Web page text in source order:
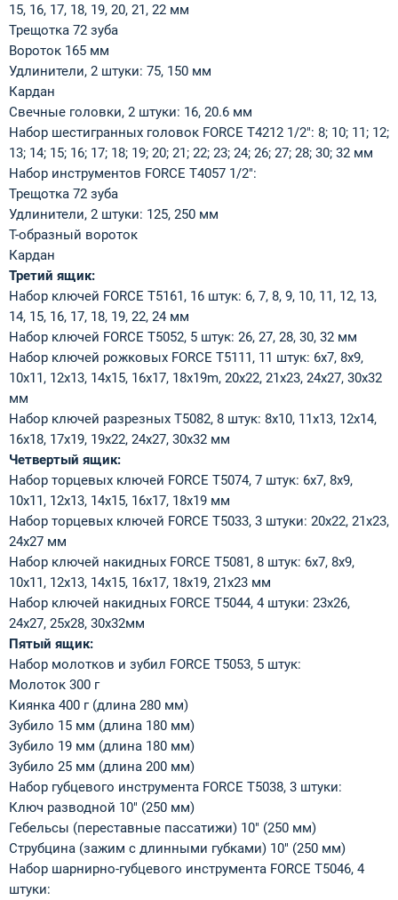
15, 16, 17, 18, 19, 20, 21, 22 мм
Трещотка 72 зуба
Вороток 165 мм
Удлинители, 2 штуки: 75, 150 мм
Кардан
Свечные головки, 2 штуки: 16, 20.6 мм
Набор шестигранных головок FORCE T4212 1/2": 8; 10; 11; 12;
13; 14; 15; 16; 17; 18; 19; 20; 21; 22; 23; 24; 26; 27; 28; 30; 32 мм
Набор инструментов FORCE T4057 1/2":
Трещотка 72 зуба
Удлинители, 2 штуки: 125, 250 мм
Т-образный вороток
Кардан
Третий ящик:
Набор ключей FORCE T5161, 16 штук: 6, 7, 8, 9, 10, 11, 12, 13,
14, 15, 16, 17, 18, 19, 22, 24 мм
Набор ключей FORCE T5052, 5 штук: 26, 27, 28, 30, 32 мм
Набор ключей рожковых FORCE T5111, 11 штук: 6x7, 8x9,
10x11, 12x13, 14x15, 16x17, 18x19m, 20x22, 21x23, 24x27, 30x32
мм
Набор ключей разрезных T5082, 8 штук: 8x10, 11x13, 12x14,
16x18, 17x19, 19x22, 24x27, 30x32 мм
Четвертый ящик:
Набор торцевых ключей FORCE T5074, 7 штук: 6x7, 8x9,
10x11, 12x13, 14x15, 16x17, 18x19 мм
Набор торцевых ключей FORCE T5033, 3 штуки: 20x22, 21x23,
24x27 мм
Набор ключей накидных FORCE T5081, 8 штук: 6x7, 8x9,
10x11, 12x13, 14x15, 16x17, 18x19, 21x23 мм
Набор ключей накидных FORCE T5044, 4 штуки: 23х26,
24х27, 25х28, 30х32мм
Пятый ящик:
Набор молотков и зубил FORCE T5053, 5 штук:
Молоток 300 г
Киянка 400 г (длина 280 мм)
Зубило 15 мм (длина 180 мм)
Зубило 19 мм (длина 180 мм)
Зубило 25 мм (длина 200 мм)
Набор губцевого инструмента FORCE T5038, 3 штуки:
Ключ разводной 10" (250 мм)
Гебельсы (переставные пассатижи) 10" (250 мм)
Струбцина (зажим с длинными губками) 10" (250 мм)
Набор шарнирно-губцевого инструмента FORCE T5046, 4
штуки: